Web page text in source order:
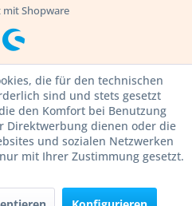
mit Shopware
die für den technischen
sind und stets gesetzt
den Komfort bei Benutzung
Direktwerbung dienen oder die
und sozialen Netzwerken
mit Ihrer Zustimmung gesetzt.